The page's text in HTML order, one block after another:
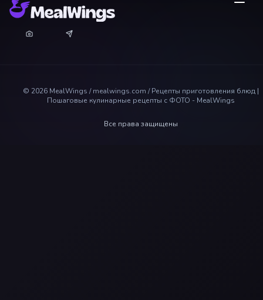
© 2026 MealWings / mealwings.com /Рецепты приготовления блюд |
Пошаговые кулинарные рецепты с ФОТО - MealWings
Все права защищены